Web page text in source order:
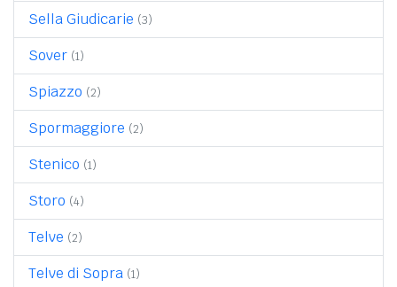
Sella Giudicarie (3)
Sover (1)
Spiazzo (2)
Spormaggiore (2)
Stenico (1)
Storo (4)
Telve (2)
Telve di Sopra (1)